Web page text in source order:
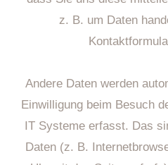
z. B. um Daten
Andere Daten werden
Einwilligung beim Besuch
IT Systeme erfasst. Das
Daten (z. B.